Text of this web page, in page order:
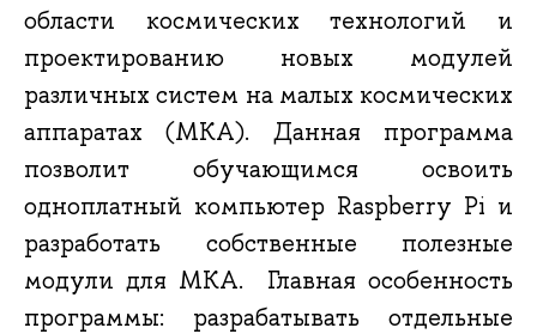
области космических технологий и
проектированию новых модулей
различных систем на малых космических
аппаратах (МКА). Данная программа
позволит обучающимся освоить
одноплатный компьютер Raspberry Pi и
разработать собственные полезные
модули для МКА.
Главная особенность
программы: разрабатывать отдельные